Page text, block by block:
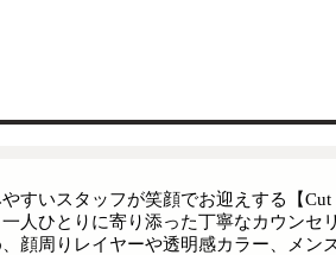
すいスタッフが笑顔でお迎えする【
人ひとりに寄り添った丁寧なカウンセ
、顔周りレイヤーや透明感カラー、メ